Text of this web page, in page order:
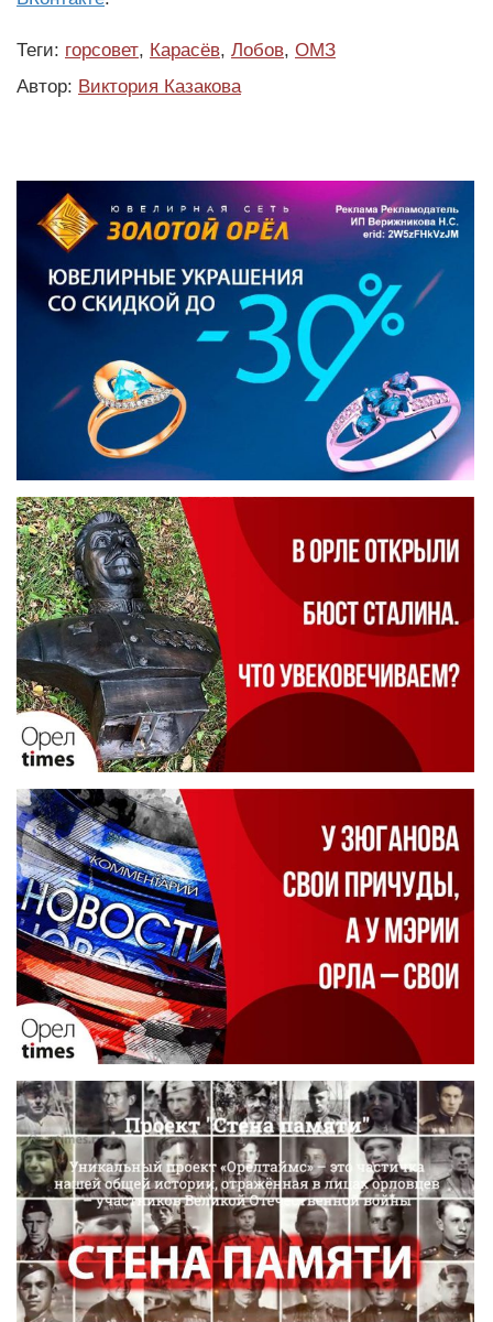
Теги: горсовет, Карасёв, Лобов, ОМЗ
Автор: Виктория Казакова